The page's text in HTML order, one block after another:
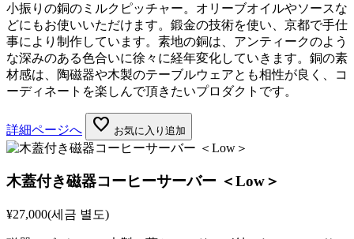
小振りの銅のミルクピッチャー。オリーブオイルやソースな
どにもお使いいただけます。鍛金の技術を使い、京都で手仕
事により制作しています。素地の銅は、アンティークのよう
な深みのある色合いに徐々に経年変化していきます。銅の素
材感は、陶磁器や木製のテーブルウェアとも相性が良く、コ
ーディネートを楽しんで頂きたいプロダクトです。
詳細ページへ favorite お気に入り追加
木蓋付き磁器コーヒーサーバー ＜Low＞
¥27,000(세금 별도)